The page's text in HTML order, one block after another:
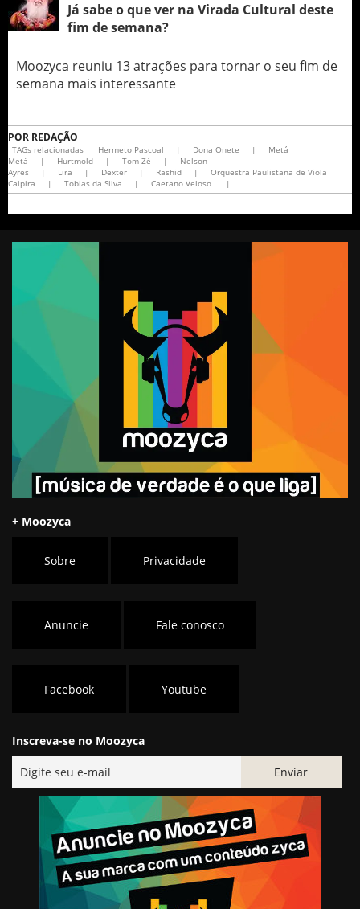
Já sabe o que ver na Virada Cultural deste
fim de semana?
Moozyca reuniu 13 atrações para tornar o seu fim de
semana mais interessante
POR REDAÇÃO
TAGs relacionadas Hermeto Pascoal | Dona Onete |
Metá
Metá
| Hurtmold | Tom Zé |
Nelson
Ayres
| Lira | Dexter | Rashid |
Orquestra Paulistana de Viola
Caipira
| Tobias da Silva | Caetano Veloso |
+ Moozyca
Sobre Privacidade
Anuncie Fale conosco
Facebook Youtube
Inscreva-se no Moozyca